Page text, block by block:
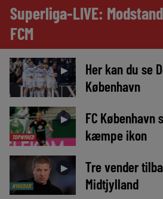
Superliga-LIVE:
FCM
►
Her kan du se
København
TOPNYHED
►
FC København
kæmpe ikon
NYHEDER
►
Tre vender
Midtjylland